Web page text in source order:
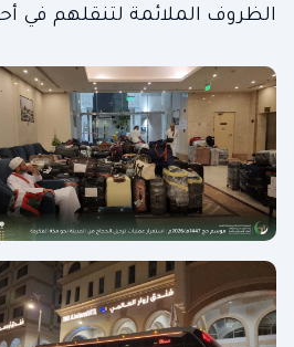
الظروف الملائمة لتنقلهم في